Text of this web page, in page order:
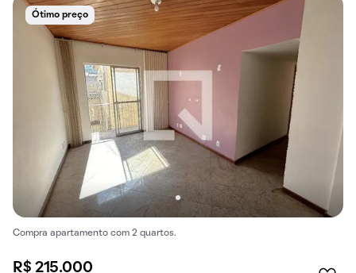
Ótimo preço
Compra apartamento com 2 quartos.
R$ 215.000